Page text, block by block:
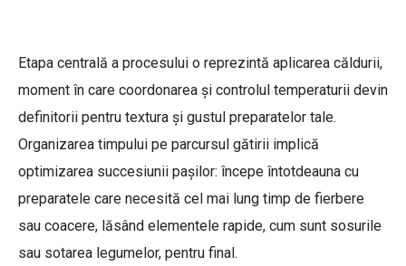
Etapa centrală a procesului o reprezintă aplicarea căldurii,
moment în care coordonarea și controlul temperaturii devin
definitorii pentru textura și gustul preparatelor tale.
Organizarea timpului pe parcursul gătirii implică
optimizarea succesiunii pașilor: începe întotdeauna cu
preparatele care necesită cel mai lung timp de fierbere
sau coacere, lăsând elementele rapide, cum sunt sosurile
sau sotarea legumelor, pentru final.